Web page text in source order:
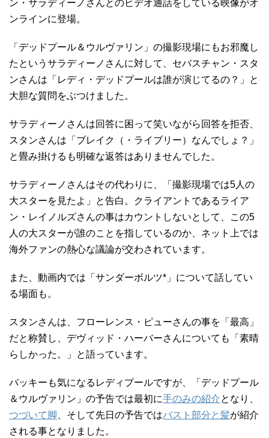
ン・サラディーノさんとのビデオ通話をしている映像がオ
ンラインに登場。
「デッドプール＆ウルヴァリン」の撮影現場にもお邪魔し
たというサラディーノさんに対して、セバスチャン・スタ
ンさんは「レディ・デッドプールは誰が演じてるの？」と
大胆な質問をぶつけました。
サラディーノさんは回答に困って笑いながら回答を拒否、
スタンさんは「ブレイク（・ライブリー）なんでしょ？」
と畳み掛けるも明確な返答はありませんでした。
サラディーノさんはその代わりに、「撮影現場では5人の
大スターを見たよ」と告白。クライアントであるライア
ン・レイノルズさんの事はカウントしないとして、この5
人の大スターが誰のことを指しているのか、ネット上では
海外ファンの熱心な議論が交わされています。
また、動画内では「サンダーボルツ*」について話してい
る場面も。
スタンさんは、フローレンス・ピューさんの事を「最高」
だと称賛し、デヴィッド・ハーバーさんについても「素晴
らしかった。」と語っています。
バッキーも気になるレディプールですが、「デッドプール
＆ウルヴァリン」の予告では最初に手のみの紹介となり、
つづいて脚 、そして先日の予告ではバスト部分と髪が紹介
される事となりました。